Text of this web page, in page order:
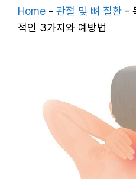
Home - 관절 및 뼈 질환 -
적인 3가지와 예방법